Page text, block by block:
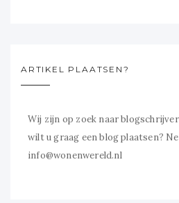
ARTIKEL PLAATSEN?
Wij zijn op zoek naar
wilt u graag een blog plaatsen?
info@wonenwereld.nl